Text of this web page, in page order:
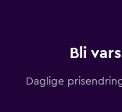
Bli
Daglige